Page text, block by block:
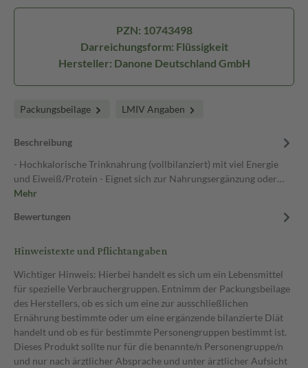
PZN: 10743498
Darreichungsform: Flüssigkeit
Hersteller: Danone Deutschland GmbH
Packungsbeilage LMIV Angaben
Beschreibung
- Hochkalorische Trinknahrung (vollbilanziert) mit viel Energie
und Eiweiß/Protein - Eignet sich zur Nahrungsergänzung oder…
Mehr
Bewertungen
Hinweistexte und Pflichtangaben
Wichtiger Hinweis: Hierbei handelt es sich um ein Lebensmittel
für spezielle Verbrauchergruppen. Entnimm der Packungsbeilage
des Herstellers, ob es sich um eine zur ausschließlichen
Ernährung bestimmte oder um eine ergänzende bilanzierte Diät
handelt und ob es für bestimmte Personengruppen bestimmt ist.
Dieses Produkt sollte nur für die benannte/n Personengruppe/n
und nur nach ärztlicher Absprache und unter ärztlicher Aufsicht